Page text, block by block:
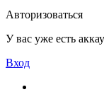
Авторизоваться
У вас уже есть
Вход